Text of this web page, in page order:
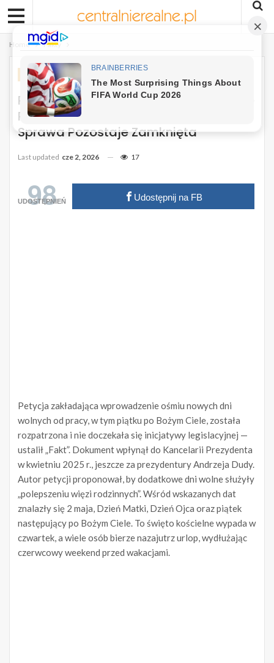
Home Fakty
FAKTY
Petycja O Wolny Piątek Po Bożym Ciele
Rozpatrzona. Kancelaria Prezydenta:
Sprawa Pozostaje Zamknięta
Last updated cze 2, 2026 17
98
UDOSTĘPNIEŃ Udostępnij na FB
Petycja zakładająca wprowadzenie ośmiu nowych dni
wolnych od pracy, w tym piątku po Bożym Ciele, została
rozpatrzona i nie doczekała się inicjatywy legislacyjnej —
ustalił „Fakt”. Dokument wpłynął do Kancelarii Prezydenta
w kwietniu 2025 r., jeszcze za prezydentury Andrzeja Dudy.
Autor petycji proponował, by dodatkowe dni wolne służyły
„polepszeniu więzi rodzinnych”. Wśród wskazanych dat
znalazły się 2 maja, Dzień Matki, Dzień Ojca oraz piątek
następujący po Bożym Ciele. To święto kościelne wypada w
czwartek, a wiele osób bierze nazajutrz urlop, wydłużając
czerwcowy weekend przed wakacjami.